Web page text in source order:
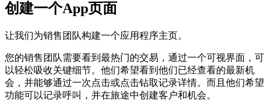
创建一个App页面
让我们为销售团队构建一个应用程序主页。
您的销售团队需要看到最热门的交易，通过一个可视界面，可
以轻松吸收关键细节。他们希望看到他们已经查看的最新机
会，并能够通过一次点击或点击钻取记录详情。而且他们希望
功能可以记录呼叫，并在旅途中创建客户和机会。